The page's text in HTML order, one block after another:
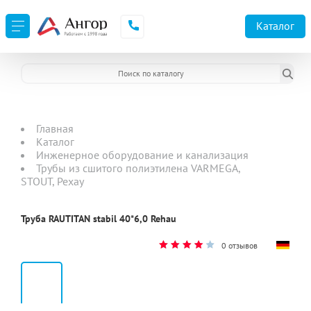
Каталог
Главная
Каталог
Инженерное оборудование и канализация
Трубы из сшитого полиэтилена VARMEGA,
STOUT, Рехау
Труба RAUTITAN stabil 40*6,0 Rehau
0 отзывов